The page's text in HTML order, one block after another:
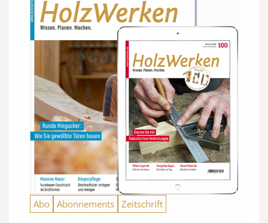
Abo Abonnements Zeitschrift